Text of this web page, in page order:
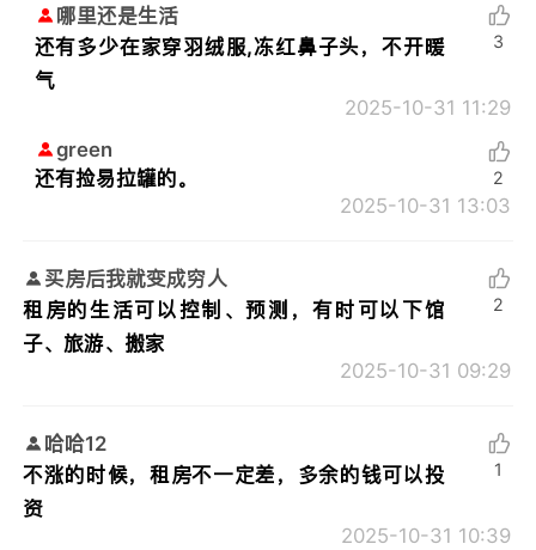
哪里还是生活
还有多少在家穿羽绒服,冻红鼻子头，不开暖
气
2025-10-31 11:29
3
green
还有捡易拉罐的。
2025-10-31 13:03
2
买房后我就变成穷人
租房的生活可以控制、预测，有时可以下馆
子、旅游、搬家
2025-10-31 09:29
2
哈哈12
不涨的时候，租房不一定差，多余的钱可以投
资
2025-10-31 10:39
1